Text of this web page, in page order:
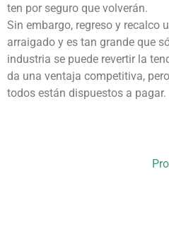
ten por seguro que volverán.
Sin embargo, regreso y recalco
arraigado y es tan grande que
industria se puede revertir la
da una ventaja competitiva,
todos están dispuestos a pagar.